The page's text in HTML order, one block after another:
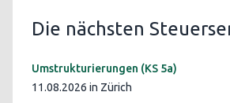
Die nächsten
Umstrukturierungen (KS 5a)
11.08.2026 in Zürich